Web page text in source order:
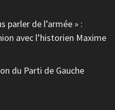
parler de l’armée » :
avec l’historien Maxime
du Parti de Gauche